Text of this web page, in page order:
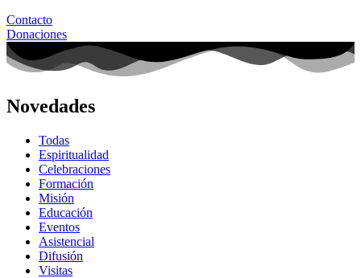
Contacto
Donaciones
Novedades
Todas
Espiritualidad
Celebraciones
Formación
Misión
Educación
Eventos
Asistencial
Difusión
Visitas